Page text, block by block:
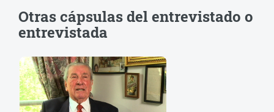
Otras cápsulas del entrevistado o
entrevistada